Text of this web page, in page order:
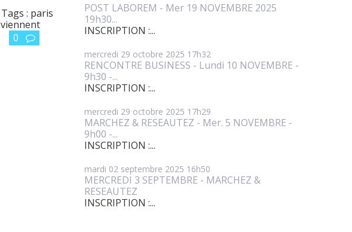
Tags : paris
0
POST LABOREM - Mer 19 NOVEMBRE 2025
19h30...
INSCRIPTION :...
mercredi 29 octobre 2025 17h32
RENCONTRE BUSINESS - Lundi 10 NOVEMBRE -
9h30 -...
INSCRIPTION :...
mercredi 29 octobre 2025 17h29
MARCHEZ & RESEAUTEZ - Mer. 5 NOVEMBRE -
9h00 -...
INSCRIPTION :...
mardi 02 septembre 2025 16h50
MERCREDI 3 SEPTEMBRE - MARCHEZ &
RESEAUTEZ
INSCRIPTION :...